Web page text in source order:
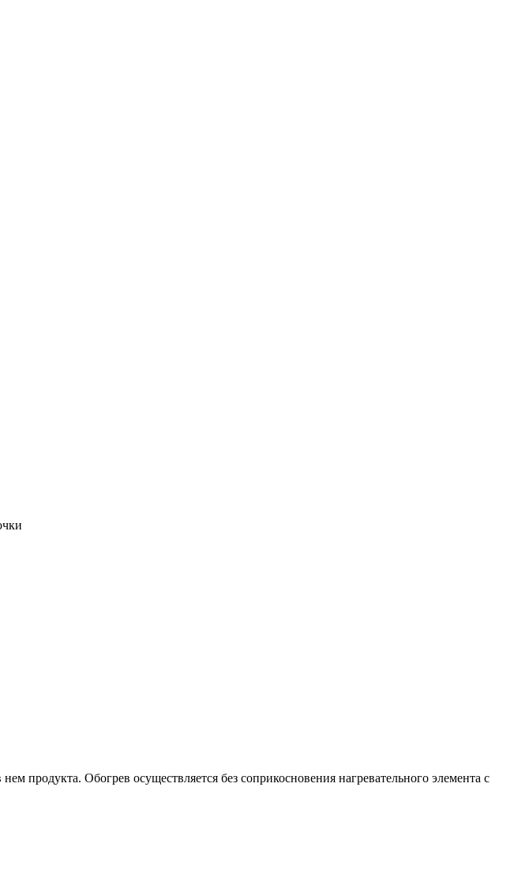
продукта. Обогрев осуществляется без соприкосновения нагревательного элемента с